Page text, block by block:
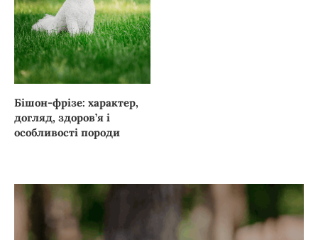
Бішон-фрізе: характер,
догляд, здоров’я і
особливості породи